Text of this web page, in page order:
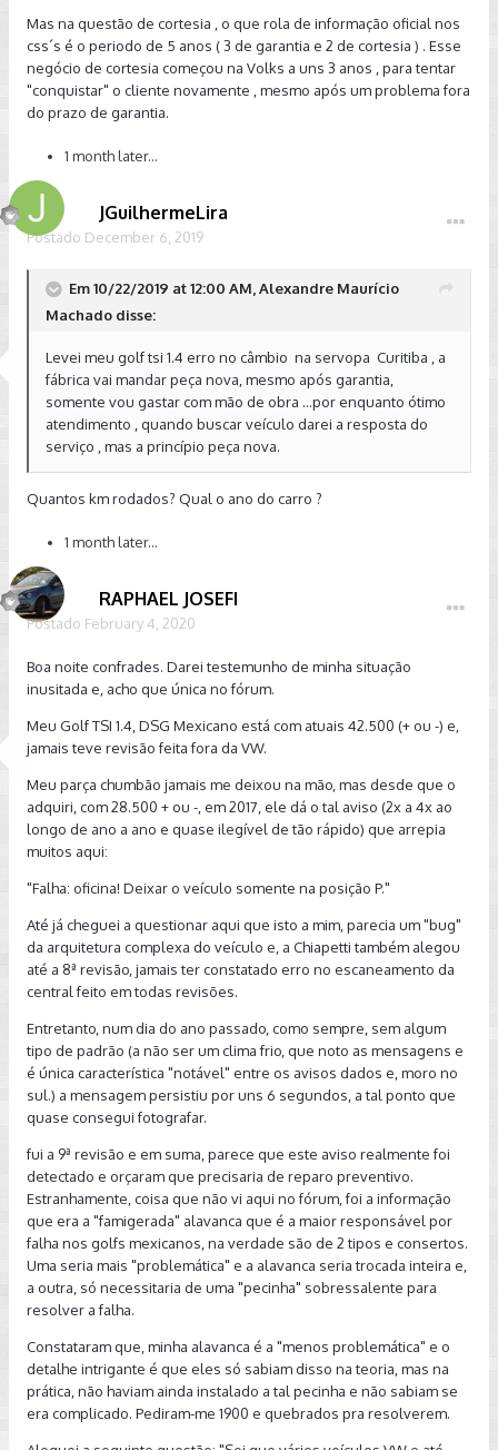
Mas na questão de cortesia , o que rola de informação oficial nos
css´s é o periodo de 5 anos ( 3 de garantia e 2 de cortesia ) . Esse
negócio de cortesia começou na Volks a uns 3 anos , para tentar
"conquistar" o cliente novamente , mesmo após um problema fora
do prazo de garantia.
1 month later...
JGuilhermeLira
Postado December 6, 2019
Em 10/22/2019 at 12:00 AM, Alexandre Maurício
Machado disse:
Levei meu golf tsi 1.4 erro no câmbio na servopa Curitiba , a
fábrica vai mandar peça nova, mesmo após garantia,
somente vou gastar com mão de obra ...por enquanto ótimo
atendimento , quando buscar veículo darei a resposta do
serviço , mas a princípio peça nova.
Quantos km rodados? Qual o ano do carro ?
1 month later...
RAPHAEL JOSEFI
Postado February 4, 2020
Boa noite confrades. Darei testemunho de minha situação
inusitada e, acho que única no fórum.
Meu Golf TSI 1.4, DSG Mexicano está com atuais 42.500 (+ ou -) e,
jamais teve revisão feita fora da VW.
Meu parça chumbão jamais me deixou na mão, mas desde que o
adquiri, com 28.500 + ou -, em 2017, ele dá o tal aviso (2x a 4x ao
longo de ano a ano e quase ilegível de tão rápido) que arrepia
muitos aqui:
"Falha: oficina! Deixar o veículo somente na posição P."
Até já cheguei a questionar aqui que isto a mim, parecia um "bug"
da arquitetura complexa do veículo e, a Chiapetti também alegou
até a 8ª revisão, jamais ter constatado erro no escaneamento da
central feito em todas revisões.
Entretanto, num dia do ano passado, como sempre, sem algum
tipo de padrão (a não ser um clima frio, que noto as mensagens e
é única característica "notável" entre os avisos dados e, moro no
sul.) a mensagem persistiu por uns 6 segundos, a tal ponto que
quase consegui fotografar.
fui a 9ª revisão e em suma, parece que este aviso realmente foi
detectado e orçaram que precisaria de reparo preventivo.
Estranhamente, coisa que não vi aqui no fórum, foi a informação
que era a "famigerada" alavanca que é a maior responsável por
falha nos golfs mexicanos, na verdade são de 2 tipos e consertos.
Uma seria mais "problemática" e a alavanca seria trocada inteira e,
a outra, só necessitaria de uma "pecinha" sobressalente para
resolver a falha.
Constataram que, minha alavanca é a "menos problemática" e o
detalhe intrigante é que eles só sabiam disso na teoria, mas na
prática, não haviam ainda instalado a tal pecinha e não sabiam se
era complicado. Pediram-me 1900 e quebrados pra resolverem.